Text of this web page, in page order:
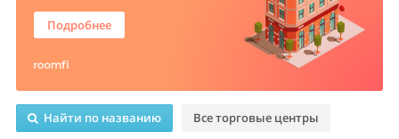
Подробнее
Найти по названию Все торговые центры